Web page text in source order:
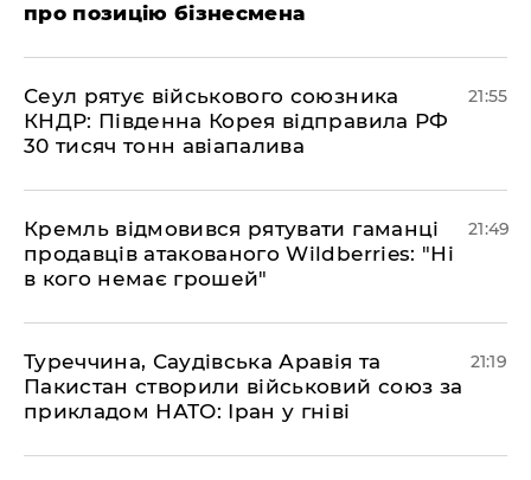
про позицію бізнесмена
​Сеул рятує військового союзника
КНДР: Південна Корея відправила РФ
30 тисяч тонн авіапалива
21:55
​Кремль відмовився рятувати гаманці
продавців атакованого Wildberries: "Ні
в кого немає грошей"
21:49
​Туреччина, Саудівська Аравія та
Пакистан створили військовий союз за
прикладом НАТО: Іран у гніві
21:19